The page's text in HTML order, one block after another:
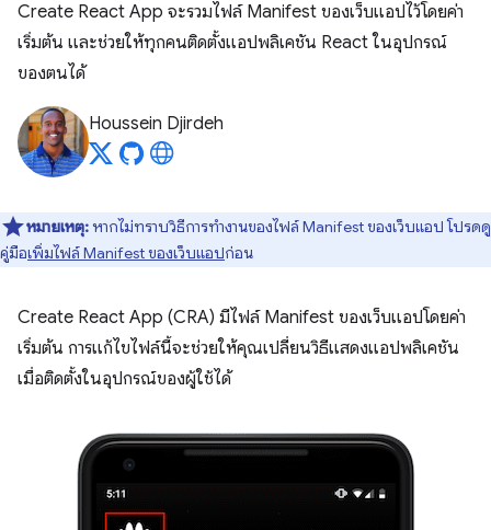
Create React App จะรวมไฟล์ Manifest ของเว็บแอปไว้โดยค่า
เริ่มต้น และช่วยให้ทุกคนติดตั้งแอปพลิเคชัน React ในอุปกรณ์
ของตนได้
Houssein Djirdeh
หมายเหตุ: หากไม่ทราบวิธีการทำงานของไฟล์ Manifest ของเว็บแอป โปรดดู
คู่มือเพิ่มไฟล์ Manifest ของเว็บแอปก่อน
Create React App (CRA) มีไฟล์ Manifest ของเว็บแอปโดยค่า
เริ่มต้น การแก้ไขไฟล์นี้จะช่วยให้คุณเปลี่ยนวิธีแสดงแอปพลิเคชัน
เมื่อติดตั้งในอุปกรณ์ของผู้ใช้ได้